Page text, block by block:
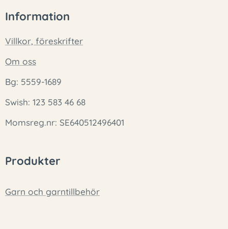
Information
Villkor, föreskrifter
Om oss
Bg: 5559-1689
Swish: 123 583 46 68
Momsreg.nr: SE640512496401
Produkter
Garn och garntillbehör